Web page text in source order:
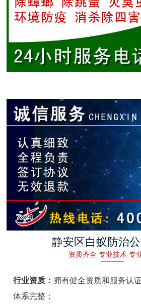
东台白蚁防治
涟水白蚁防治
金湖白蚁防治
杭州白蚁防治
建德白蚁防治
桐庐白蚁防治
淳安白蚁防治
宁波白蚁防治
象山白蚁防治
静安区白蚁防治
资质齐全 专业技术 专
行业资质： 拥有健全资质和服务认
体系完整；